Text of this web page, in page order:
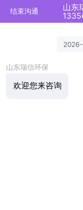
结束沟通
山东瑞信环保
欢迎您来咨询